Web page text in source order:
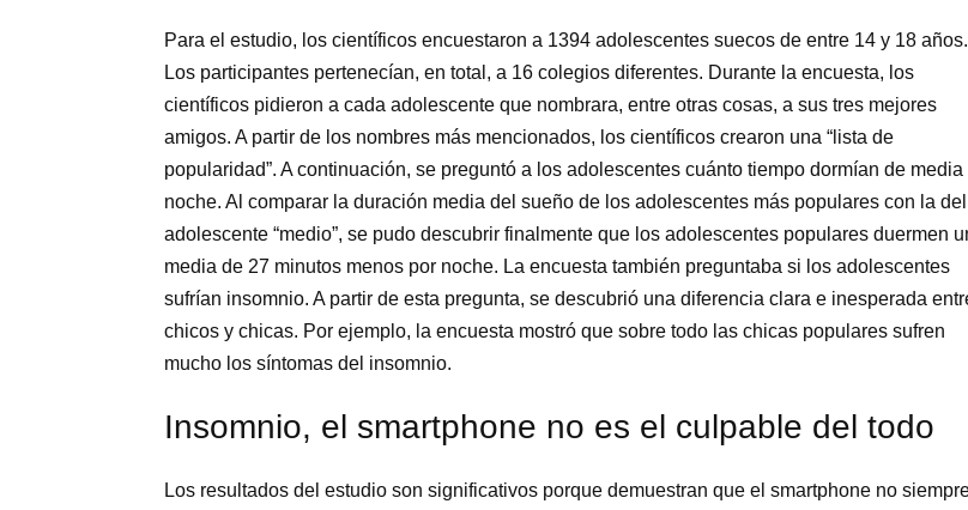
Para el estudio, los científicos encuestaron a 1394 adolescentes suecos de entre 14 y 18 años.
Los participantes pertenecían, en total, a 16 colegios diferentes. Durante la encuesta, los
científicos pidieron a cada adolescente que nombrara, entre otras cosas, a sus tres mejores
amigos. A partir de los nombres más mencionados, los científicos crearon una “lista de
popularidad”. A continuación, se preguntó a los adolescentes cuánto tiempo dormían de media
noche. Al comparar la duración media del sueño de los adolescentes más populares con la del
adolescente “medio”, se pudo descubrir finalmente que los adolescentes populares duermen
media de 27 minutos menos por noche. La encuesta también preguntaba si los adolescentes
sufrían insomnio. A partir de esta pregunta, se descubrió una diferencia clara e inesperada
chicos y chicas. Por ejemplo, la encuesta mostró que sobre todo las chicas populares sufren
mucho los síntomas del insomnio.
Insomnio, el smartphone no es el culpable del todo
Los resultados del estudio son significativos porque demuestran que el smartphone no